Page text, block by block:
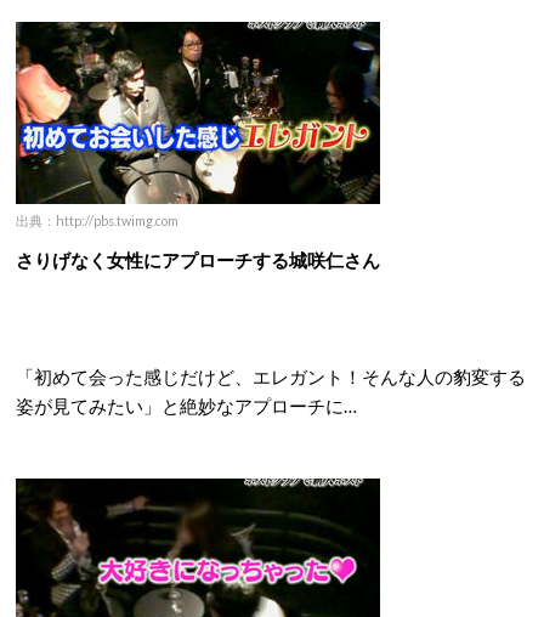
出典：http://pbs.twimg.com
さりげなく女性にアプローチする城咲仁さん
「初めて会った感じだけど、エレガント！そんな人の豹変する
姿が見てみたい」と絶妙なアプローチに…